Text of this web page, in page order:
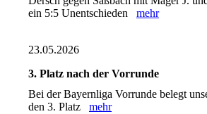
ein 5:5 Unentschieden mehr
23.05.2026
3. Platz nach der Vorrunde
Bei der Bayernliga Vorrunde belegt
den 3. Platz mehr